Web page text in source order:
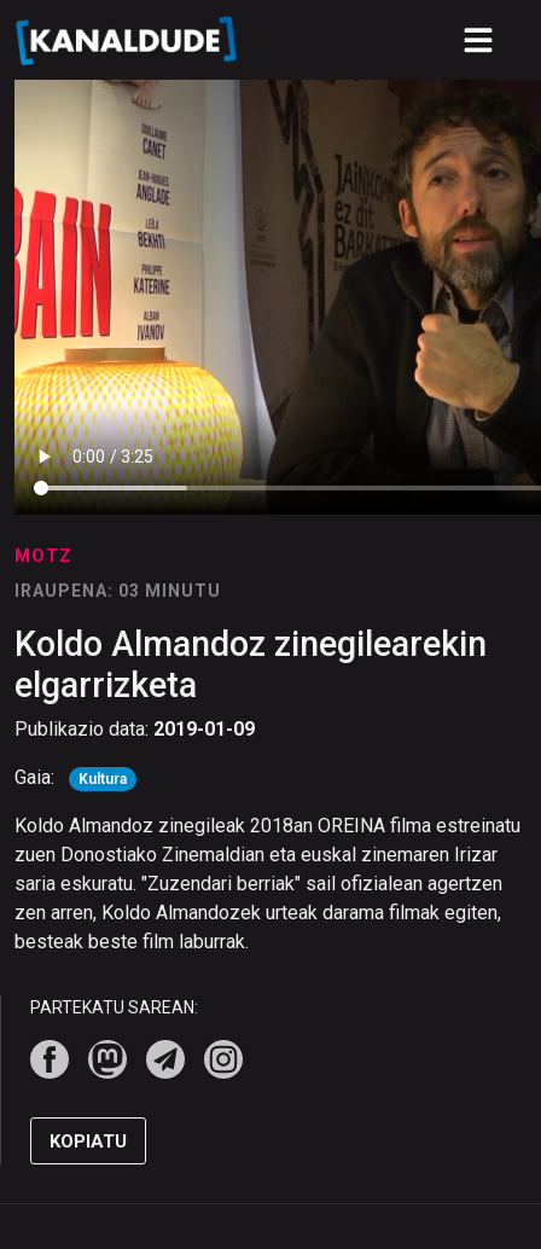
MOTZ
IRAUPENA: 03 MINUTU
Koldo Almandoz zinegilearekin
elgarrizketa
Publikazio data: 2019-01-09
Gaia: Kultura
Koldo Almandoz zinegileak 2018an OREINA filma estreinatu
zuen Donostiako Zinemaldian eta euskal zinemaren Irizar
saria eskuratu. "Zuzendari berriak" sail ofizialean agertzen
zen arren, Koldo Almandozek urteak darama filmak egiten,
besteak beste film laburrak.
PARTEKATU SAREAN:
KOPIATU